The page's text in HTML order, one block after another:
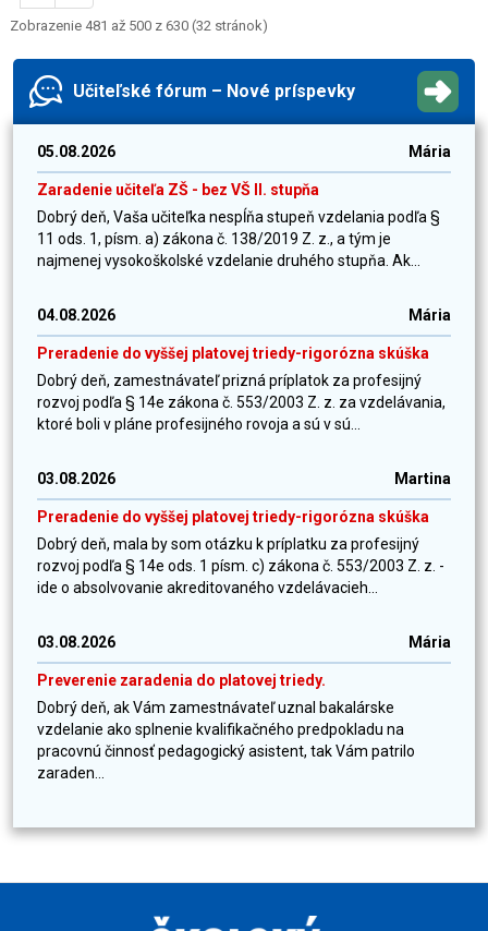
Zobrazenie 481 až 500 z 630 (32 stránok)
Učiteľské fórum – Nové príspevky
05.08.2026 Mária
Zaradenie učiteľa ZŠ - bez VŠ II. stupňa
Dobrý deň, Vaša učiteľka nespĺňa stupeň vzdelania podľa §
11 ods. 1, písm. a) zákona č. 138/2019 Z. z., a tým je
najmenej vysokoškolské vzdelanie druhého stupňa. Ak...
04.08.2026 Mária
Preradenie do vyššej platovej triedy-rigorózna skúška
Dobrý deň, zamestnávateľ prizná príplatok za profesijný
rozvoj podľa § 14e zákona č. 553/2003 Z. z. za vzdelávania,
ktoré boli v pláne profesijného rovoja a sú v sú...
03.08.2026 Martina
Preradenie do vyššej platovej triedy-rigorózna skúška
Dobrý deň, mala by som otázku k príplatku za profesijný
rozvoj podľa § 14e ods. 1 písm. c) zákona č. 553/2003 Z. z. -
ide o absolvovanie akreditovaného vzdelávacieh...
03.08.2026 Mária
Preverenie zaradenia do platovej triedy.
Dobrý deň, ak Vám zamestnávateľ uznal bakalárske
vzdelanie ako splnenie kvalifikačného predpokladu na
pracovnú činnosť pedagogický asistent, tak Vám patrilo
zaraden...